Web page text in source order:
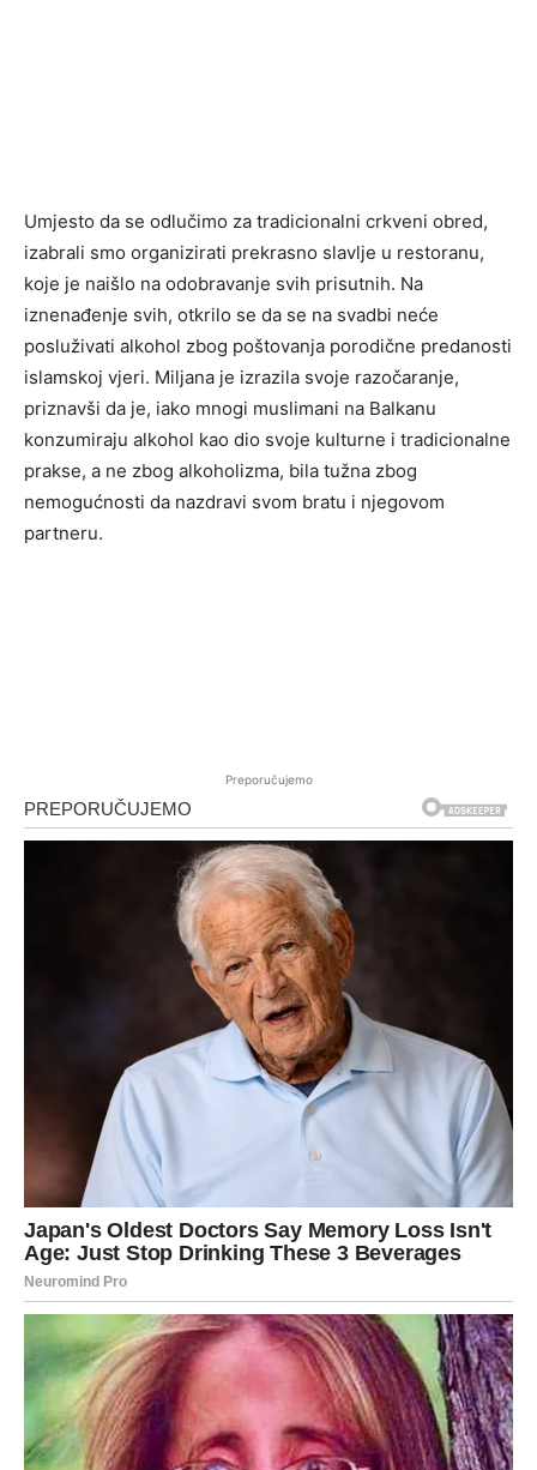
Umjesto da se odlučimo za tradicionalni crkveni obred,
izabrali smo organizirati prekrasno slavlje u restoranu,
koje je naišlo na odobravanje svih prisutnih. Na
iznenađenje svih, otkrilo se da se na svadbi neće
posluživati alkohol zbog poštovanja porodične predanosti
islamskoj vjeri. Miljana je izrazila svoje razočaranje,
priznavši da je, iako mnogi muslimani na Balkanu
konzumiraju alkohol kao dio svoje kulturne i tradicionalne
prakse, a ne zbog alkoholizma, bila tužna zbog
nemogućnosti da nazdravi svom bratu i njegovom
partneru.
Preporučujemo